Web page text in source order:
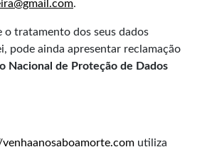
.
o tratamento dos seus dados
pode ainda apresentar reclamação
Nacional de Proteção de Dados
utiliza